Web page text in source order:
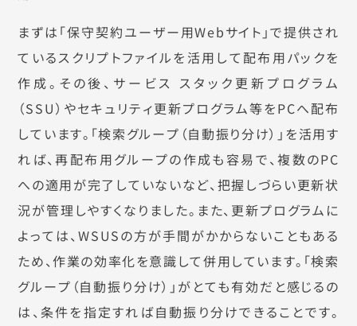
まずは「保守契約ユーザー用Webサイト」で提供され
ているスクリプトファイルを活用して配布用パックを
作成。その後、サービス スタック更新プログラム
（SSU）やセキュリティ更新プログラム等をPCへ配布
しています。「検索グループ（自動振り分け）」を活用す
れば、再配布用グループの作成も容易で、複数のPC
への適用が完了していないなど、把握しづらい更新状
況が管理しやすくなりました。また、更新プログラムに
よっては、WSUSの方が手間がかからないこともある
ため、作業の効率化を意識して併用しています。「検索
グループ（自動振り分け）」がとても有効だと感じるの
は、条件を指定すれば自動振り分けできることです。